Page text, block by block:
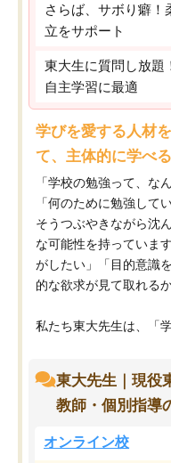
さらば、サボり癖
立をサポート
東大生に質問し放題
自主学習に最適
学びを愛する人材
て、主体的に学べ
「学校の勉強って、な
「何のために勉強して
そうつぶやきながら沈
な可能性を持っていま
がしたい」「目的意識
的な欲求が見て取れるか
私たち東大先生は、「学
東大先生｜現役
教師・個別指導
オンライン校